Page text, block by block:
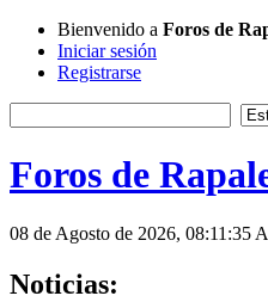
Bienvenido a Foros de
Iniciar sesión
Registrarse
Foros de
08 de Agosto de 2026, 08:11:35
Noticias: